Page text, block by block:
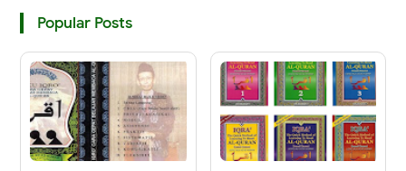
Popular Posts